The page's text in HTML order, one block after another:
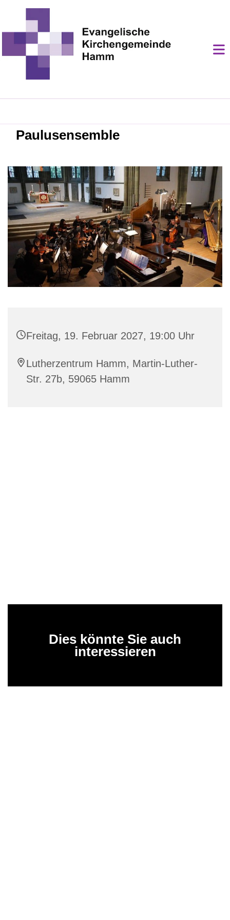
Paulusensemble
Freitag, 19. Februar 2027, 19:00 Uhr
Lutherzentrum Hamm, Martin-Luther-
Str. 27b, 59065 Hamm
Dies könnte Sie auch
interessieren